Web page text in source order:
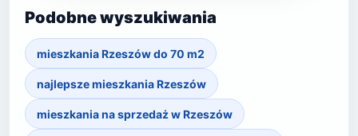
Podobne wyszukiwania
mieszkania Rzeszów do 70 m2
najlepsze mieszkania Rzeszów
mieszkania na sprzedaż w Rzeszów